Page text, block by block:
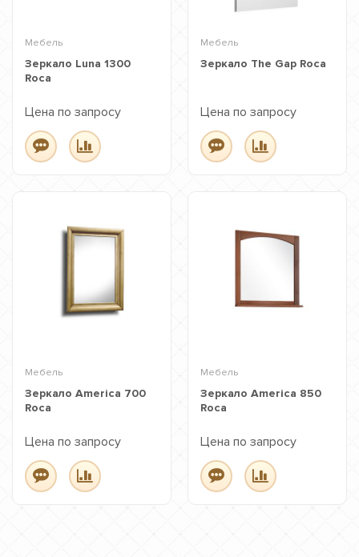
Мебель
Зеркало Luna 1300
Roca
Цена по запросу
Мебель
Зеркало The Gap Roca
Цена по запросу
Мебель
Зеркало America 700
Roca
Цена по запросу
Мебель
Зеркало America 850
Roca
Цена по запросу